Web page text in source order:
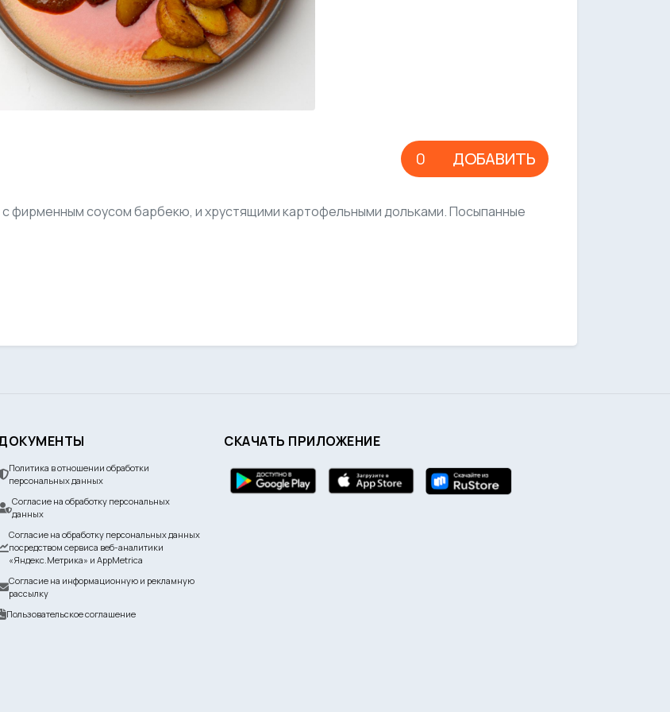
ДОБАВИТЬ
фирменным соусом барбекю, и хрустящими картофельными дольками. Посыпанные
Политика в отношении обработки
персональных данных
Согласие на обработку персональных
данных
Согласие на обработку персональных данных
посредством сервиса веб-аналитики
«Яндекс.Метрика» и AppMetrica
Согласие на информационную и рекламную
рассылку
Пользовательское соглашение
СКАЧАТЬ ПРИЛОЖЕНИЕ